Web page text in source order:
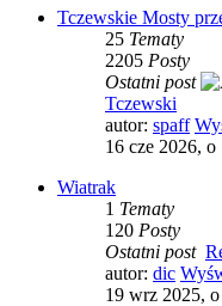
Tczewskie Mosty
25 Tematy
2205 Posty
Ostatni post
Tczewski
autor: spaff
16 cze 2026, o
Wiatrak
1 Tematy
120 Posty
Ostatni post
autor: dic
19 wrz 2025,